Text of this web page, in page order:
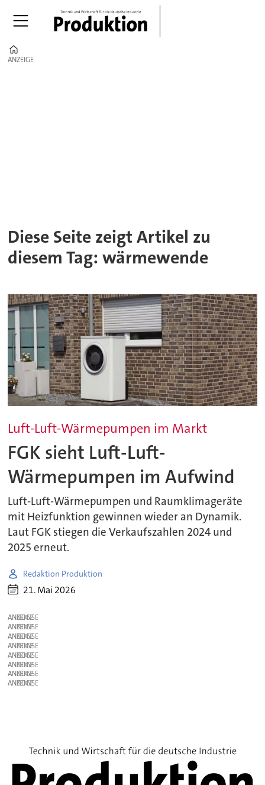
ANZEIGE
ANZEIGE
Diese Seite zeigt Artikel zu
diesem Tag: wärmewende
Luft-Luft-Wärmepumpen im Markt
FGK sieht Luft-Luft-
Wärmepumpen im Aufwind
Luft-Luft-Wärmepumpen und Raumklimageräte
mit Heizfunktion gewinnen wieder an Dynamik.
Laut FGK stiegen die Verkaufszahlen 2024 und
2025 erneut.
Redaktion Produktion
21. Mai 2026
ANZEIGE
ANZEIGE
ANZEIGE
ANZEIGE
ANZEIGE
ANZEIGE
ANZEIGE
ANZEIGE